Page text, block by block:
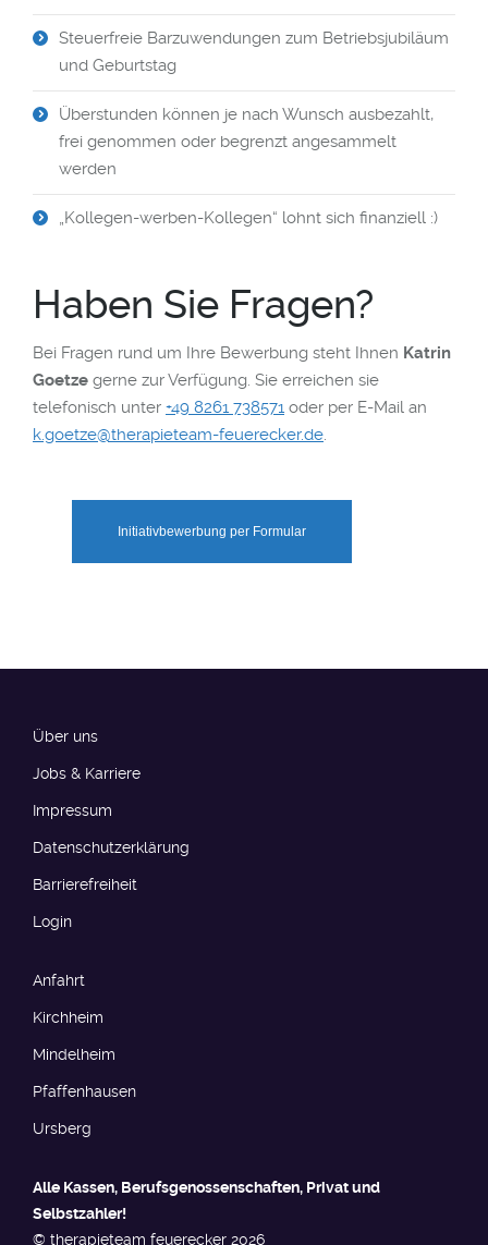
Steuerfreie Barzuwendungen zum Betriebsjubiläum
und Geburtstag
Überstunden können je nach Wunsch ausbezahlt,
frei genommen oder begrenzt angesammelt
werden
„Kollegen-werben-Kollegen“ lohnt sich finanziell :)
Haben Sie Fragen?
Bei Fragen rund um Ihre Bewerbung steht Ihnen Katrin
Goetze gerne zur Verfügung. Sie erreichen sie
telefonisch unter +49 8261 738571 oder per E-Mail an
k.goetze@therapieteam-feuerecker.de.
Initiativbewerbung per Formular
Über uns
Jobs & Karriere
Impressum
Datenschutzerklärung
Barrierefreiheit​​​
Login
Anfahrt
Kirchheim
Mindelheim
Pfaffenhausen
Ursberg
Alle Kassen, Berufs­genossen­schaften, Privat und
Selbstzahler!
© therapieteam feuerecker 2026